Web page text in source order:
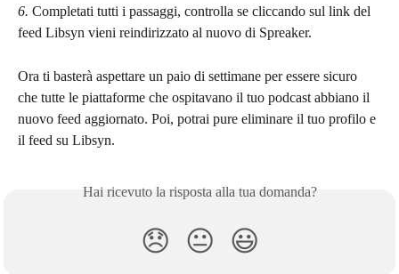
6. Completati tutti i passaggi, controlla se cliccando sul link del
feed Libsyn vieni reindirizzato al nuovo di Spreaker.
Ora ti basterà aspettare un paio di settimane per essere sicuro
che tutte le piattaforme che ospitavano il tuo podcast abbiano il
nuovo feed aggiornato. Poi, potrai pure eliminare il tuo profilo e
il feed su Libsyn.
Hai ricevuto la risposta alla tua domanda?
😞 😐 😃